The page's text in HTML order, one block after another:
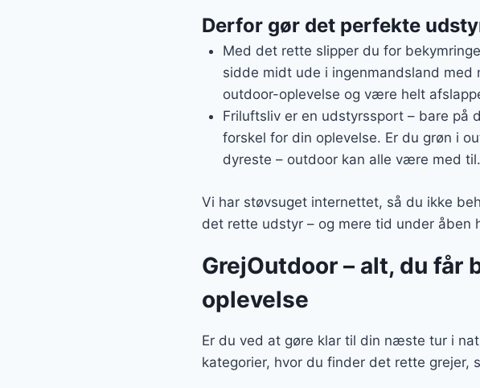
Derfor gør det perfekte
Med det rette slipper du for
sidde midt ude i ingenmandsland
outdoor-oplevelse og være helt
Friluftsliv er en udstyrssport – bare på
forskel for din oplevelse. Er du grøn i
dyreste – outdoor kan alle være med til.
Vi har støvsuget internettet, så du ikke
det rette udstyr – og mere tid under åben
GrejOutdoor – alt, du
oplevelse
Er du ved at gøre klar til din næste tur i
kategorier, hvor du finder det rette